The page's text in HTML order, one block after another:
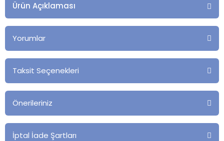
Ürün Açıklaması
Yorumlar
Taksit Seçenekleri
Önerileriniz
İptal İade Şartları